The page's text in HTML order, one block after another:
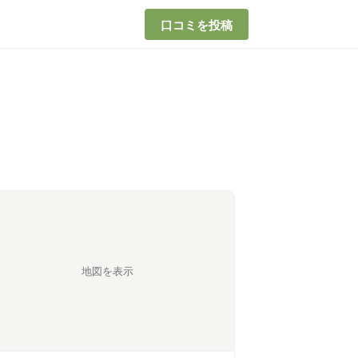
口コミを投稿
地図を表示